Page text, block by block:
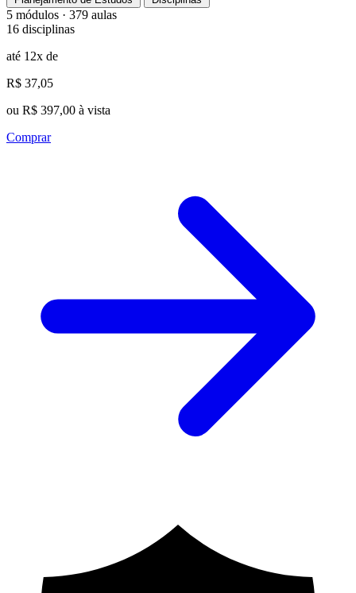
5 módulos · 379 aulas
16 disciplinas
até 12x de
R$ 37,05
ou R$ 397,00 à vista
Comprar